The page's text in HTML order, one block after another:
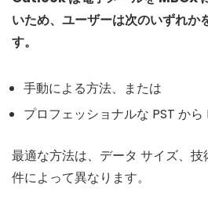
いため、ユーザーは次のいずれか
す。
手動による方法、または
プロフェッショナルな PST か
最適な方法は、データ サイズ、
件によって異なります。